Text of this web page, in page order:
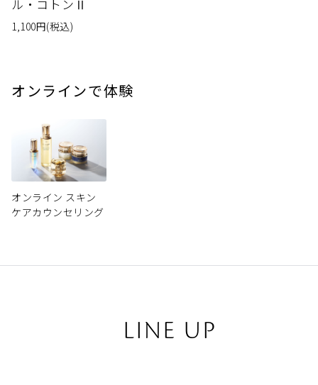
ル・コトンⅡ
1,100円(税込)
オンラインで体験
オンライン スキン
ケアカウンセリング
LINE UP